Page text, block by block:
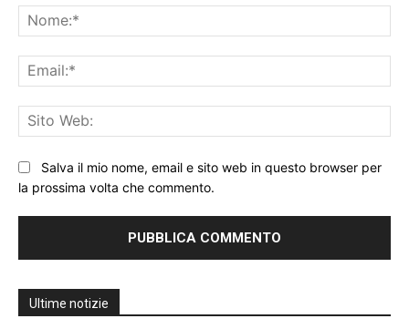
Salva il mio nome, email e sito web in questo browser per
la prossima volta che commento.
Ultime notizie